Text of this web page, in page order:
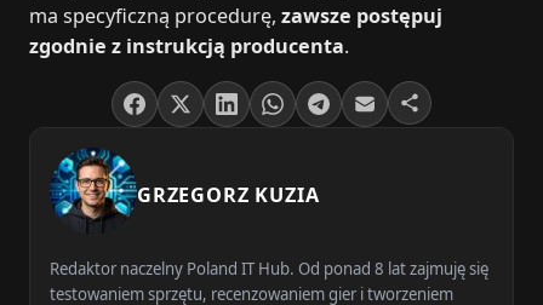
ma specyficzną procedurę, zawsze postępuj
zgodnie z instrukcją producenta.
GRZEGORZ KUZIA
Redaktor naczelny Poland IT Hub. Od ponad 8 lat zajmuję się
testowaniem sprzętu, recenzowaniem gier i tworzeniem